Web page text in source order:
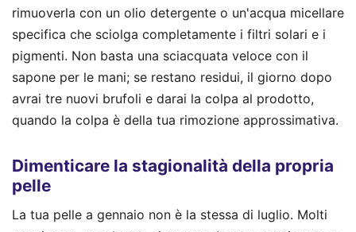
rimuoverla con un olio detergente o un'acqua micellare
specifica che sciolga completamente i filtri solari e i
pigmenti. Non basta una sciacquata veloce con il
sapone per le mani; se restano residui, il giorno dopo
avrai tre nuovi brufoli e darai la colpa al prodotto,
quando la colpa è della tua rimozione approssimativa.
Dimenticare la stagionalità della propria
pelle
La tua pelle a gennaio non è la stessa di luglio. Molti